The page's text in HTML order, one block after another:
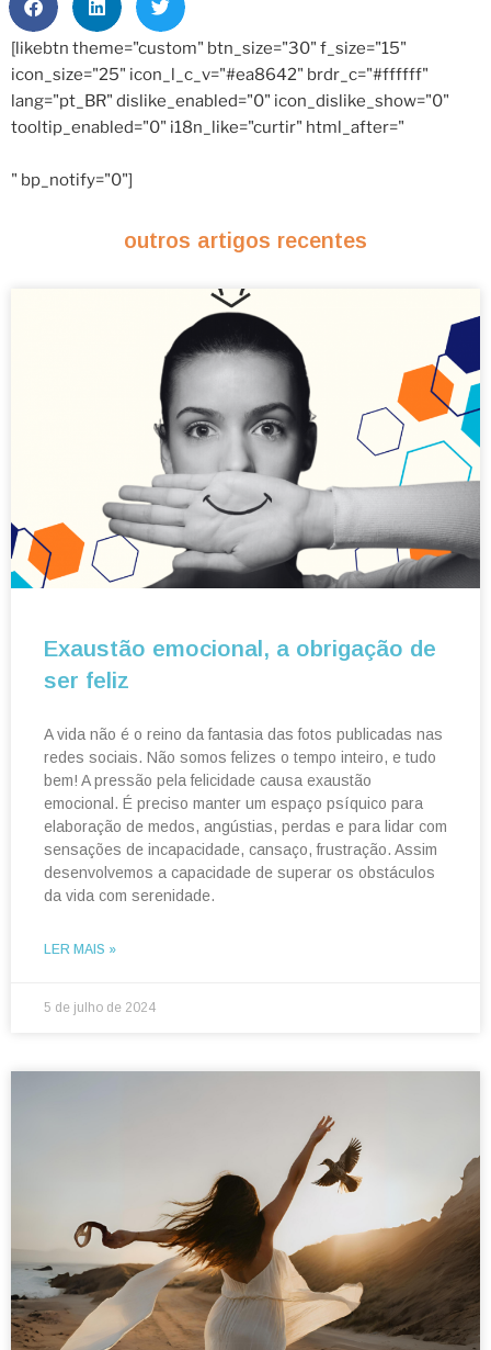
[likebtn theme="custom" btn_size="30" f_size="15"
icon_size="25" icon_l_c_v="#ea8642" brdr_c="#ffffff"
lang="pt_BR" dislike_enabled="0" icon_dislike_show="0"
tooltip_enabled="0" i18n_like="curtir" html_after="
" bp_notify="0"]
outros artigos recentes
Exaustão emocional, a obrigação de
ser feliz
A vida não é o reino da fantasia das fotos publicadas nas
redes sociais. Não somos felizes o tempo inteiro, e tudo
bem! A pressão pela felicidade causa exaustão
emocional. É preciso manter um espaço psíquico para
elaboração de medos, angústias, perdas e para lidar com
sensações de incapacidade, cansaço, frustração. Assim
desenvolvemos a capacidade de superar os obstáculos
da vida com serenidade.
LER MAIS »
5 de julho de 2024